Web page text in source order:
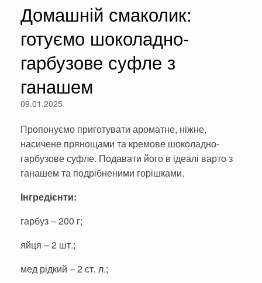
Домашній смаколик:
готуємо шоколадно-
гарбузове суфле з
ганашем
09.01.2025
Пропонуємо приготувати ароматне, ніжне,
насичене прянощами та кремове шоколадно-
гарбузове суфле. Подавати його в ідеалі варто з
ганашем та подрібненими горішками.
Інгредієнти:
гарбуз – 200 г;
яйця – 2 шт.;
мед рідкий – 2 ст. л.;